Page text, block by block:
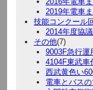
2019年電車
技能コンクール
2014年度協
その他(7)
9003F急行運
4104F東武車
西武黄色い
電車とバス